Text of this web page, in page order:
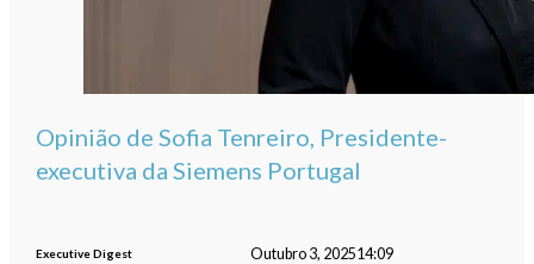
Opinião de Sofia Tenreiro, Presidente-
executiva da Siemens Portugal
Executive Digest Outubro 3, 202514:09